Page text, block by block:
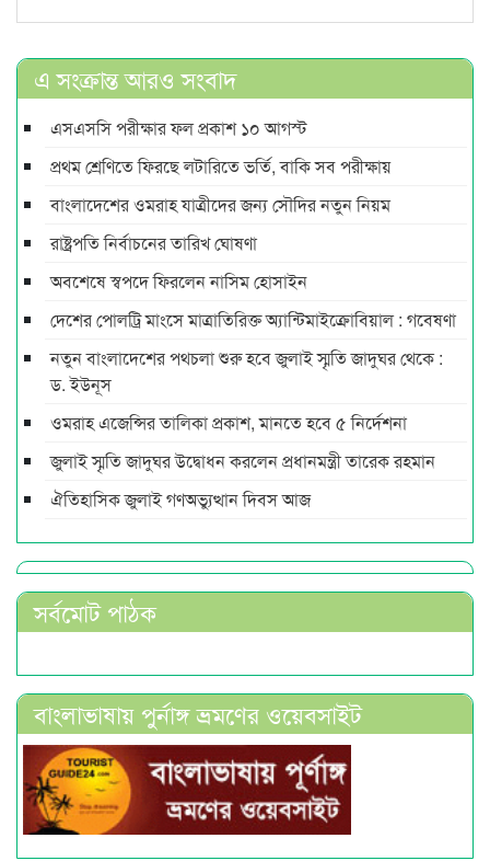
এ সংক্রান্ত আরও সংবাদ
এসএসসি পরীক্ষার ফল প্রকাশ ১০ আগস্ট
প্রথম শ্রেণিতে ফিরছে লটারিতে ভর্তি, বাকি সব পরীক্ষায়
বাংলাদেশের ওমরাহ যাত্রীদের জন্য সৌদির নতুন নিয়ম
রাষ্ট্রপতি নির্বাচনের তারিখ ঘোষণা
অবশেষে স্বপদে ফিরলেন নাসিম হোসাইন
দেশের পোলট্রি মাংসে মাত্রাতিরিক্ত অ্যান্টিমাইক্রোবিয়াল : গবেষণা
নতুন বাংলাদেশের পথচলা শুরু হবে জুলাই স্মৃতি জাদুঘর থেকে :
ড. ইউনূস
ওমরাহ এজেন্সির তালিকা প্রকাশ, মানতে হবে ৫ নির্দেশনা
জুলাই স্মৃতি জাদুঘর উদ্বোধন করলেন প্রধানমন্ত্রী তারেক রহমান
ঐতিহাসিক জুলাই গণঅভ্যুত্থান দিবস আজ
সর্বমোট পাঠক
বাংলাভাষায় পুর্নাঙ্গ ভ্রমণের ওয়েবসাইট